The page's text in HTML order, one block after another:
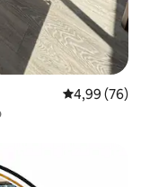
4,99 de uma
4,99 (76)